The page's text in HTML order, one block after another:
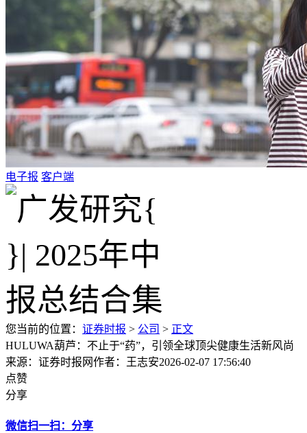
电子报 客户端
您当前的位置： 证券时报 > 公司 > 正文
HULUWA葫芦：不止于“药”，引领全球顶尖健康生活新风尚
来源：证券时报网作者：王志安2026-02-07 17:56:40
点赞
分享
微信扫一扫：分享